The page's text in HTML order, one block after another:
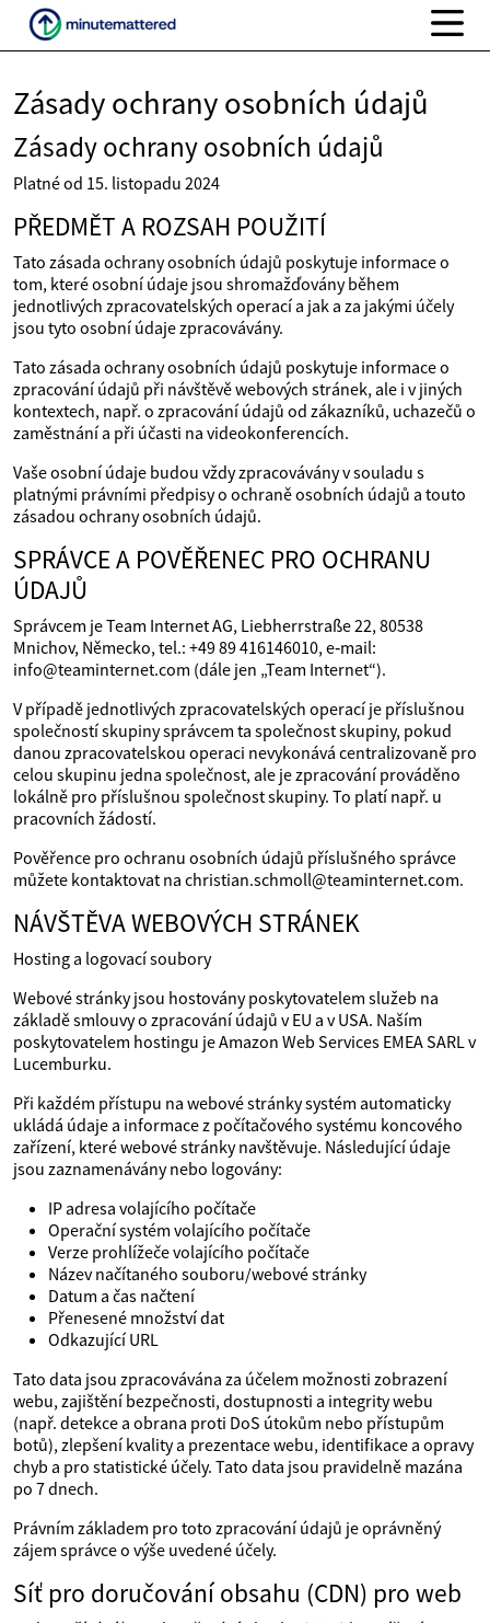
Zásady ochrany osobních údajů
Zásady ochrany osobních údajů
Platné od 15. listopadu 2024
PŘEDMĚT A ROZSAH POUŽITÍ
Tato zásada ochrany osobních údajů poskytuje informace o
tom, které osobní údaje jsou shromažďovány během
jednotlivých zpracovatelských operací a jak a za jakými účely
jsou tyto osobní údaje zpracovávány.
Tato zásada ochrany osobních údajů poskytuje informace o
zpracování údajů při návštěvě webových stránek, ale i v jiných
kontextech, např. o zpracování údajů od zákazníků, uchazečů o
zaměstnání a při účasti na videokonferencích.
Vaše osobní údaje budou vždy zpracovávány v souladu s
platnými právními předpisy o ochraně osobních údajů a touto
zásadou ochrany osobních údajů.
SPRÁVCE A POVĚŘENEC PRO OCHRANU
ÚDAJŮ
Správcem je Team Internet AG, Liebherrstraße 22, 80538
Mnichov, Německo, tel.: +49 89 416146010, e‑mail:
info@teaminternet.com (dále jen „Team Internet“).
V případě jednotlivých zpracovatelských operací je příslušnou
společností skupiny správcem ta společnost skupiny, pokud
danou zpracovatelskou operaci nevykonává centralizovaně pro
celou skupinu jedna společnost, ale je zpracování prováděno
lokálně pro příslušnou společnost skupiny. To platí např. u
pracovních žádostí.
Pověřence pro ochranu osobních údajů příslušného správce
můžete kontaktovat na christian.schmoll@teaminternet.com.
NÁVŠTĚVA WEBOVÝCH STRÁNEK
Hosting a logovací soubory
Webové stránky jsou hostovány poskytovatelem služeb na
základě smlouvy o zpracování údajů v EU a v USA. Naším
poskytovatelem hostingu je Amazon Web Services EMEA SARL v
Lucemburku.
Při každém přístupu na webové stránky systém automaticky
ukládá údaje a informace z počítačového systému koncového
zařízení, které webové stránky navštěvuje. Následující údaje
jsou zaznamenávány nebo logovány:
IP adresa volajícího počítače
Operační systém volajícího počítače
Verze prohlížeče volajícího počítače
Název načítaného souboru/webové stránky
Datum a čas načtení
Přenesené množství dat
Odkazující URL
Tato data jsou zpracovávána za účelem možnosti zobrazení
webu, zajištění bezpečnosti, dostupnosti a integrity webu
(např. detekce a obrana proti DoS útokům nebo přístupům
botů), zlepšení kvality a prezentace webu, identifikace a opravy
chyb a pro statistické účely. Tato data jsou pravidelně mazána
po 7 dnech.
Právním základem pro toto zpracování údajů je oprávněný
zájem správce o výše uvedené účely.
Síť pro doručování obsahu (CDN) pro web